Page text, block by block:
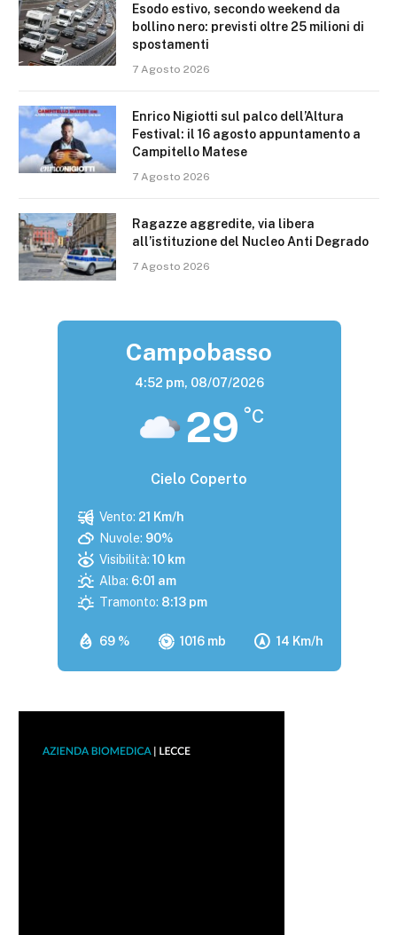
Esodo estivo, secondo weekend da
bollino nero: previsti oltre 25 milioni di
spostamenti
7 Agosto 2026
Enrico Nigiotti sul palco dell’Altura
Festival: il 16 agosto appuntamento a
Campitello Matese
7 Agosto 2026
Ragazze aggredite, via libera
all’istituzione del Nucleo Anti Degrado
7 Agosto 2026
Campobasso
4:52 pm, 08/07/2026
29 °C
Cielo Coperto
69 % 1016 mb 14 Km/h
Vento: 21 Km/h
Nuvole: 90%
Visibilità: 10 km
Alba: 6:01 am
Tramonto: 8:13 pm